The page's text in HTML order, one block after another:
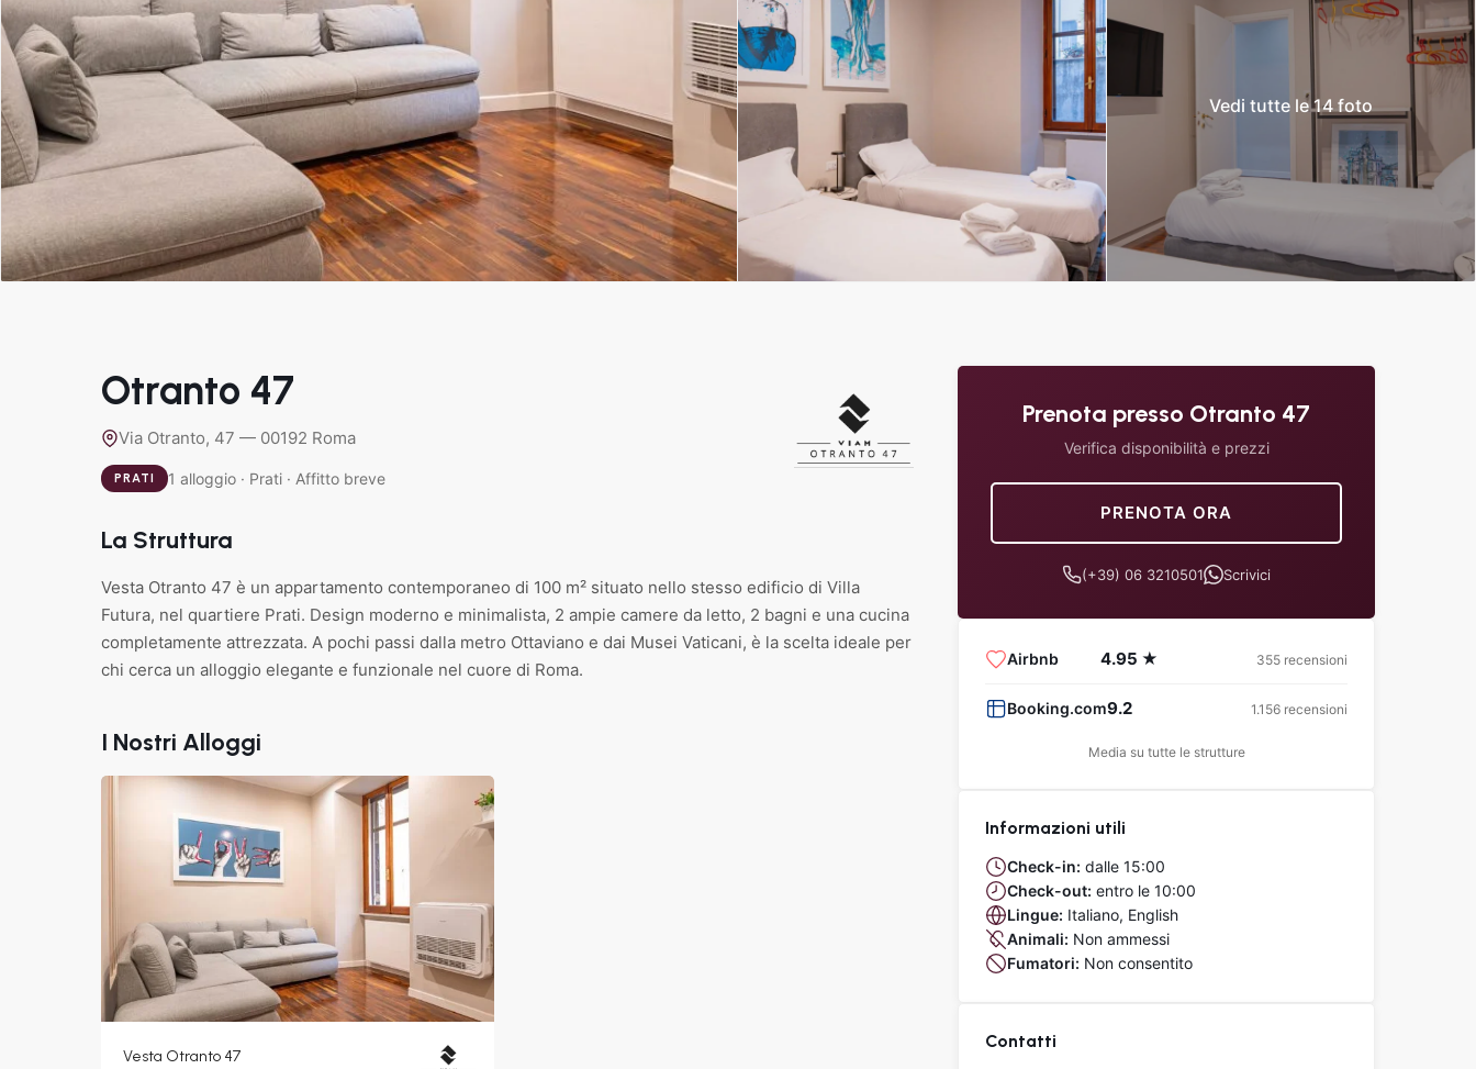
Vedi tutte le 14 foto
Otranto 47
Via Otranto, 47 — 00192 Roma
PRATI 1 alloggio · Prati · Affitto breve
La Struttura
Vesta Otranto 47 è un appartamento contemporaneo di 100 m² situato nello stesso edificio di Villa
Futura, nel quartiere Prati. Design moderno e minimalista, 2 ampie camere da letto, 2 bagni e una cucina
completamente attrezzata. A pochi passi dalla metro Ottaviano e dai Musei Vaticani, è la scelta ideale per
chi cerca un alloggio elegante e funzionale nel cuore di Roma.
I Nostri Alloggi
Prati
Roma
Vesta Otranto 47
Prenota presso Otranto 47
Verifica disponibilità e prezzi
PRENOTA ORA
(+39) 06 3210501 Scrivici
Airbnb 4.95 ★ 355 recensioni
Booking.com9.2 1.156 recensioni
Media su tutte le strutture
Informazioni utili
Check-in: dalle 15:00
Check-out: entro le 10:00
Lingue: Italiano, English
Animali: Non ammessi
Fumatori: Non consentito
Contatti